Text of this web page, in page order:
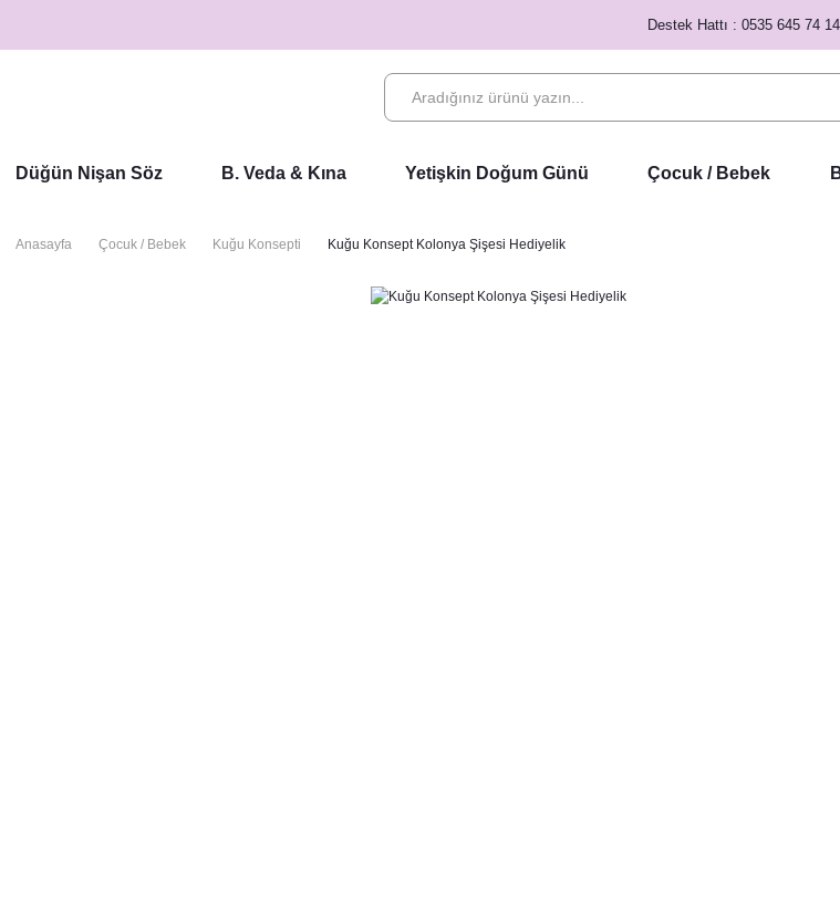
Destek Hattı : 0535 645 74 14
Düğün Nişan Söz B. Veda & Kına Yetişkin Doğum Günü Çocuk / Bebek
Anasayfa Çocuk / Bebek Kuğu Konsepti Kuğu Konsept Kolonya Şişesi Hediyelik